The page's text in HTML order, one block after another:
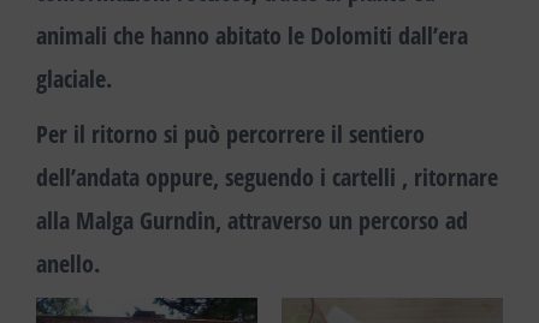
animali che hanno abitato le Dolomiti dall’era
glaciale.
Per il ritorno si può percorrere il sentiero
dell’andata oppure, seguendo i cartelli , ritornare
alla Malga Gurndin, attraverso un percorso ad
anello.